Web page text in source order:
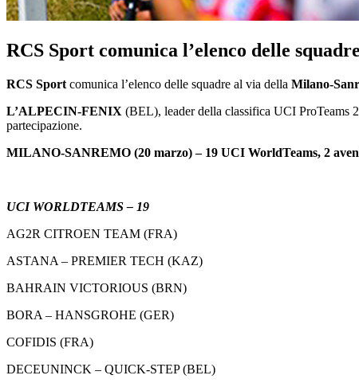
RCS Sport comunica l’elenco delle
RCS Sport comunica l’elenco delle squadre al via della Milano-
L’ALPECIN-FENIX (BEL), leader della classifica UCI ProTeams
partecipazione.
MILANO-SANREMO (20 marzo) – 19 UCI WorldTeams, 2
UCI WORLDTEAMS – 19
AG2R CITROEN TEAM (FRA)
ASTANA – PREMIER TECH (KAZ)
BAHRAIN VICTORIOUS (BRN)
BORA – HANSGROHE (GER)
COFIDIS (FRA)
DECEUNINCK – QUICK-STEP (BEL)